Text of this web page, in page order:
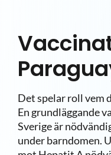
Det spelar roll vem
En grundläggande
Sverige är
under barndomen.